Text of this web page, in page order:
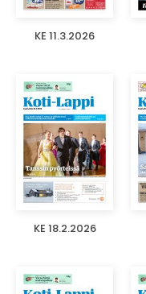
KE 11.3.2026
KE 18.2.2026